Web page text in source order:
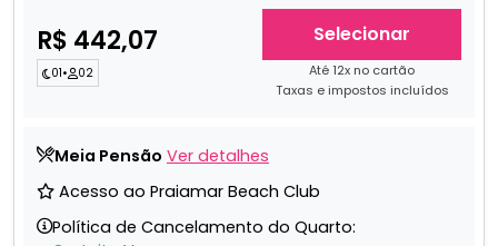
R$ 442,07
01• 02
Selecionar
Até 12x no cartão
Taxas e impostos incluídos
Meia Pensão Ver detalhes
Acesso ao Praiamar Beach Club
Política de Cancelamento do Quarto: